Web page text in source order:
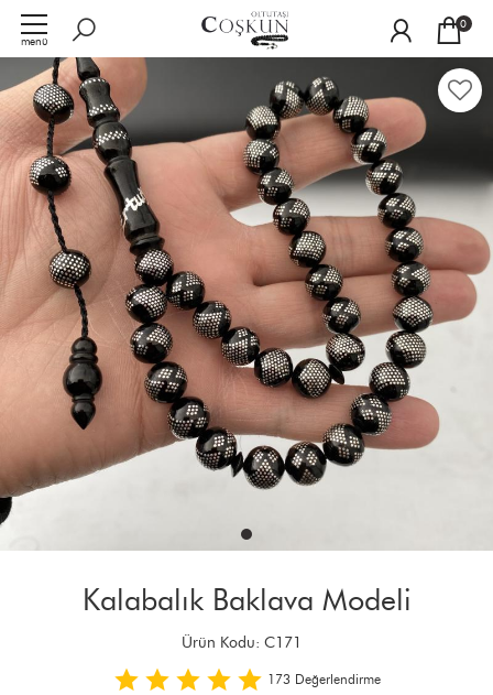
menü
0
Kalabalık Baklava Modeli
Ürün Kodu: C171
173 Değerlendirme